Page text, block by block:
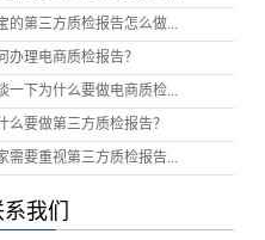
的第三方质检报告怎么做...
办理电商质检报告？
一下为什么要做电商质检...
么要做第三方质检报告？
需要重视第三方质检报告...
我们